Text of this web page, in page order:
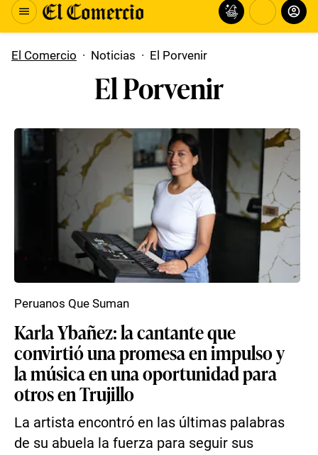
El Comercio · Noticias · El Porvenir
El Porvenir
Karla Ybañez: la cantante que
convirtió una promesa en impulso y
la música en una oportunidad para
otros en Trujillo
La artista encontró en las últimas palabras
de su abuela la fuerza para seguir sus
Peruanos Que Suman